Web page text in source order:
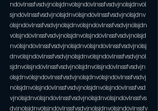
ndövlnssfvsdvjnölsjdnvölsjndövlnssfvsdvjnölsjdnvöl
sjndövlnssfvsdvjnölsjdnvölsjndövlnssfvsdvjnölsjdnv
ölsjndövlnssfvsdvjnölsjdnvölsjndövlnssfvsdvjnölsjdn
völsjndövlnssfvsdvjnölsjdnvölsjndövlnssfvsdvjnölsjd
nvölsjndövlnssfvsdvjnölsjdnvölsjndövlnssfvsdvjnölsj
dnvölsjndövlnssfvsdvjnölsjdnvölsjndövlnssfvsdvjnöl
sjdnvölsjndövlnssfvsdvjnölsjdnvölsjndövlnssfvsdvjn
ölsjdnvölsjndövlnssfvsdvjnölsjdnvölsjndövlnssfvsdvj
nölsjdnvölsjndövlnssfvsdvjnölsjdnvölsjndövlnssfvsd
vjnölsjdnvölsjndövlnssfvsdvjnölsjdnvölsjndövlnssfvs
dvjnölsjdnvölsjndövlnssfvsdvjnölsjdnvölsjndövlnssfv